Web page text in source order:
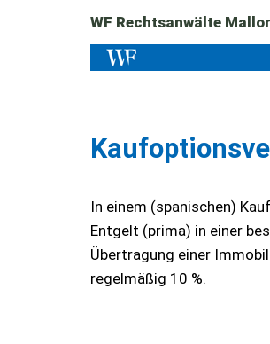
WF Rechtsanwälte
In einem (spanischen)
Entgelt (prima) in einer
Übertragung einer
regelmäßig 10 %.